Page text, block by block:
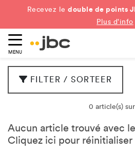
Recevez ledouble de points
Plus d'info
MENU
FILTER / SORTEER
0 article(s)
Aucun article trouvé avec
Cliquez ici pour